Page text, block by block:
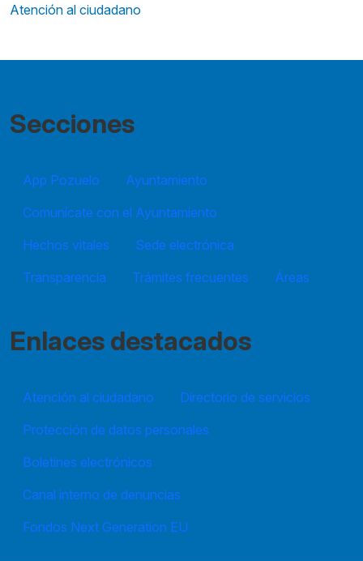
Atención al ciudadano
Secciones
App Pozuelo
Ayuntamiento
Comunícate con el Ayuntamiento
Hechos vitales
Sede electrónica
Transparencia
Trámites frecuentes Áreas
Enlaces destacados
Atención al ciudadano
Directorio de servicios
Protección de datos personales
Boletines electrónicos
Canal interno de denuncias
Fondos Next Generation EU